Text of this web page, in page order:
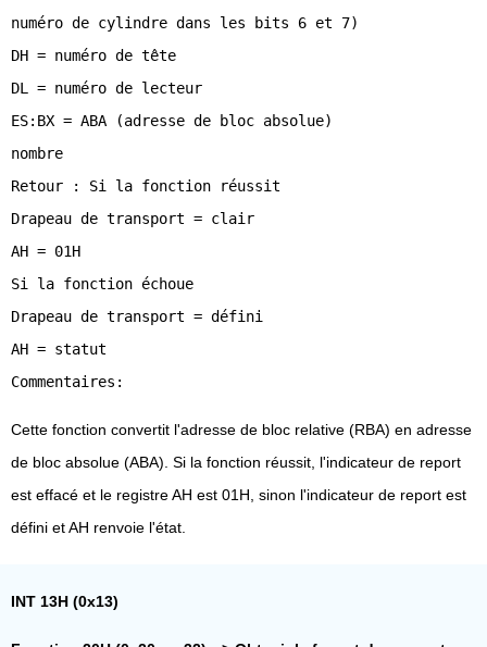
numéro de cylindre dans les bits 6 et 7)
DH = numéro de tête
DL = numéro de lecteur
ES:BX = ABA (adresse de bloc absolue)
nombre
Retour : Si la fonction réussit
Drapeau de transport = clair
AH = 01H
Si la fonction échoue
Drapeau de transport = défini
AH = statut
Cette fonction convertit l'adresse de bloc relative (RBA) en adresse
de bloc absolue (ABA). Si la fonction réussit, l'indicateur de report
est effacé et le registre AH est 01H, sinon l'indicateur de report est
défini et AH renvoie l'état.
INT 13H (0x13)